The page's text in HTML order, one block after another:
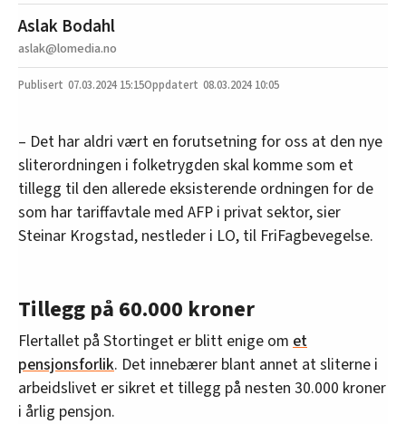
Aslak Bodahl
aslak@lomedia.no
07.03.2024 15:15 08.03.2024 10:05
– Det har aldri vært en forutsetning for oss at den nye
sliterordningen i folketrygden skal komme som et
tillegg til den allerede eksisterende ordningen for de
som har tariffavtale med AFP i privat sektor, sier
Steinar Krogstad, nestleder i LO, til FriFagbevegelse.
Tillegg på 60.000 kroner
Flertallet på Stortinget er blitt enige om et
pensjonsforlik. Det innebærer blant annet at sliterne i
arbeidslivet er sikret et tillegg på nesten 30.000 kroner
i årlig pensjon.